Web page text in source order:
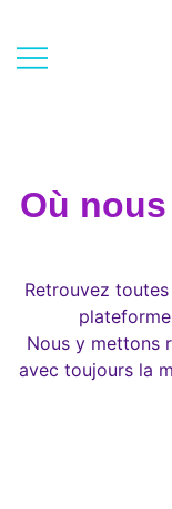
content
Où
Retrouvez
Nous y mettons
avec toujours la